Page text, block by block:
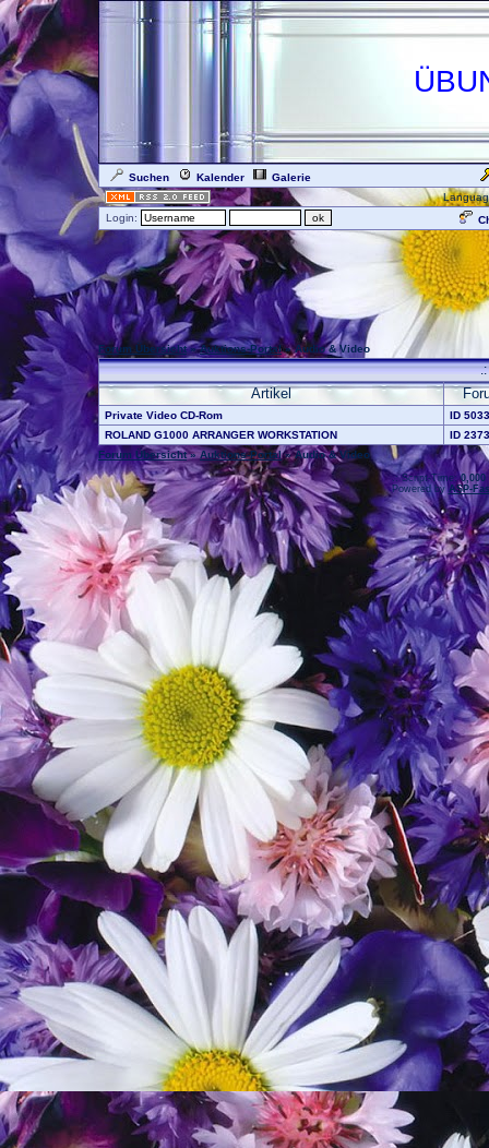
Suchen Kalender
Galerie
Login:
Forum Übersicht»Auktions-Portal » Audio & Video
Artikel
Private Video CD-Rom
ID 5033
ROLAND G1000 ARRANGER WORKSTATION
ID 2373
Forum Übersicht» Auktions-Portal » Audio & Video
.: Script-Time:0,000
Powered byASP-